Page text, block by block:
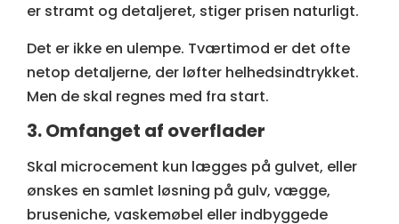
er stramt og detaljeret, stiger prisen naturligt.
Det er ikke en ulempe. Tværtimod er det ofte
netop detaljerne, der løfter helhedsindtrykket.
Men de skal regnes med fra start.
3. Omfanget af overflader
Skal microcement kun lægges på gulvet, eller
ønskes en samlet løsning på gulv, vægge,
bruseniche, vaskemøbel eller indbyggede